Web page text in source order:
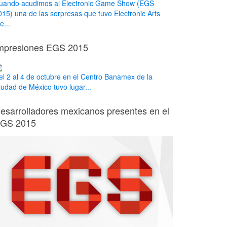
acudimos al Electronic Game Show (EGS
una de las sorpresas que tuvo Electronic Arts
EGS 2015
2 al 4 de octubre en el Centro Banamex de la
de México tuvo lugar...
mexicanos presentes en el
2015